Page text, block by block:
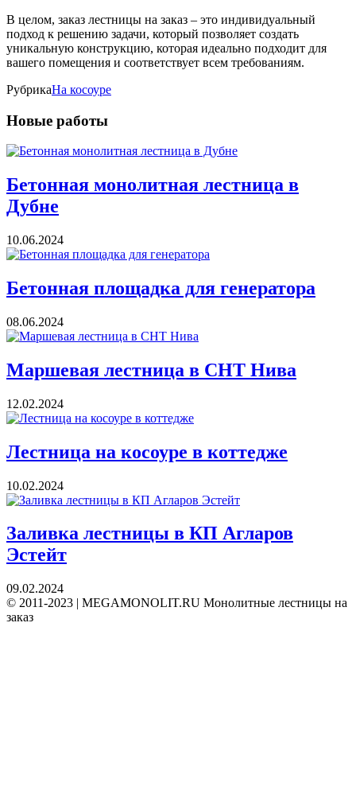
В целом, заказ лестницы на заказ – это индивидуальный
подход к решению задачи, который позволяет создать
уникальную конструкцию, которая идеально подходит для
вашего помещения и соответствует всем требованиям.
РубрикаНа косоуре
Новые работы
Бетонная монолитная лестница в
Дубне
10.06.2024
Бетонная площадка для генератора
08.06.2024
Маршевая лестница в СНТ Нива
12.02.2024
Лестница на косоуре в коттедже
10.02.2024
Заливка лестницы в КП Агларов
Эстейт
09.02.2024
© 2011-2023 | MEGAMONOLIT.RU Монолитные лестницы на
заказ